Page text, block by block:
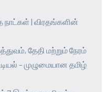
நாட்கள் | விரதங்களின்
தேதி மற்றும் நேரம்
– முழுமையான தமிழ்